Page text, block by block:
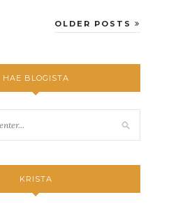
OLDER POSTS
HAE BLOGISTA
KRISTA